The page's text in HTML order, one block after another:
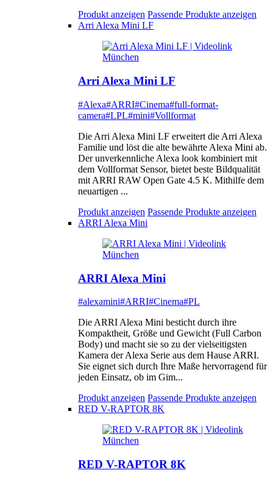
Produkt anzeigen Passende Produkte anzeigen
Arri Alexa Mini LF
Arri Alexa Mini LF
#Alexa#ARRI#Cinema#full-format-
camera#LPL#mini#Vollformat
Die Arri Alexa Mini LF erweitert die Arri Alexa
Familie und löst die alte bewährte Alexa Mini ab.
Der unverkennliche Alexa look kombiniert mit
dem Vollformat Sensor, bietet beste Bildqualität
mit ARRI RAW Open Gate 4.5 K. Mithilfe dem
neuartigen ...
Produkt anzeigen Passende Produkte anzeigen
ARRI Alexa Mini
ARRI Alexa Mini
#alexamini#ARRI#Cinema#PL
Die ARRI Alexa Mini besticht durch ihre
Kompaktheit, Größe und Gewicht (Full Carbon
Body) und macht sie so zu der vielseitigsten
Kamera der Alexa Serie aus dem Hause ARRI.
Sie eignet sich durch Ihre Maße hervorragend für
jeden Einsatz, ob im Gim...
Produkt anzeigen Passende Produkte anzeigen
RED V-RAPTOR 8K
RED V-RAPTOR 8K